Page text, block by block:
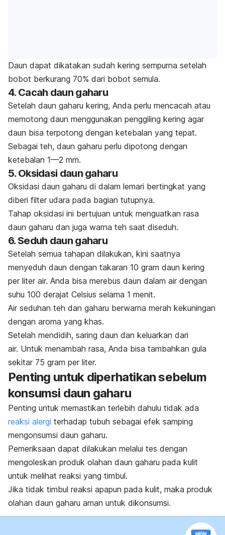
Daun dapat dikatakan sudah kering sempurna setelah
bobot berkurang 70% dari bobot semula.
4. Cacah daun gaharu
Setelah daun gaharu kering, Anda perlu mencacah atau
memotong daun menggunakan penggiling kering agar
daun bisa terpotong dengan ketebalan yang tepat.
Sebagai teh, daun gaharu perlu dipotong dengan
ketebalan 1—2 mm.
5. Oksidasi daun gaharu
Oksidasi daun gaharu di dalam lemari bertingkat yang
diberi filter udara pada bagian tutupnya.
Tahap oksidasi ini bertujuan untuk menguatkan rasa
daun gaharu dan juga warna teh saat diseduh.
6. Seduh daun gaharu
Setelah semua tahapan dilakukan, kini saatnya
menyeduh daun dengan takaran 10 gram daun kering
per liter air. Anda bisa merebus daun dalam air dengan
suhu 100 derajat Celsius selama 1 menit.
Air seduhan teh dan gaharu berwarna merah kekuningan
dengan aroma yang khas.
Setelah mendidih, saring daun dan keluarkan dari
air. Untuk menambah rasa, Anda bisa tambahkan gula
sekitar 75 gram per liter.
Penting untuk diperhatikan sebelum
konsumsi daun gaharu
Penting untuk memastikan terlebih dahulu tidak ada
reaksi alergi terhadap tubuh sebagai efek samping
mengonsumsi daun gaharu.
Pemeriksaan dapat dilakukan melalui tes dengan
mengoleskan produk olahan daun gaharu pada kulit
untuk melihat reaksi yang timbul.
Jika tidak timbul reaksi apapun pada kulit, maka produk
olahan daun gaharu aman untuk dikonsumsi.